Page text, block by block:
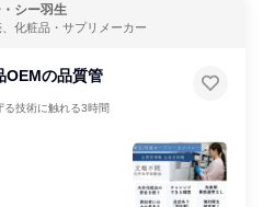
シー羽生
化粧品・サプリメーカー
OEMの品質管
る技術に触れる3時間